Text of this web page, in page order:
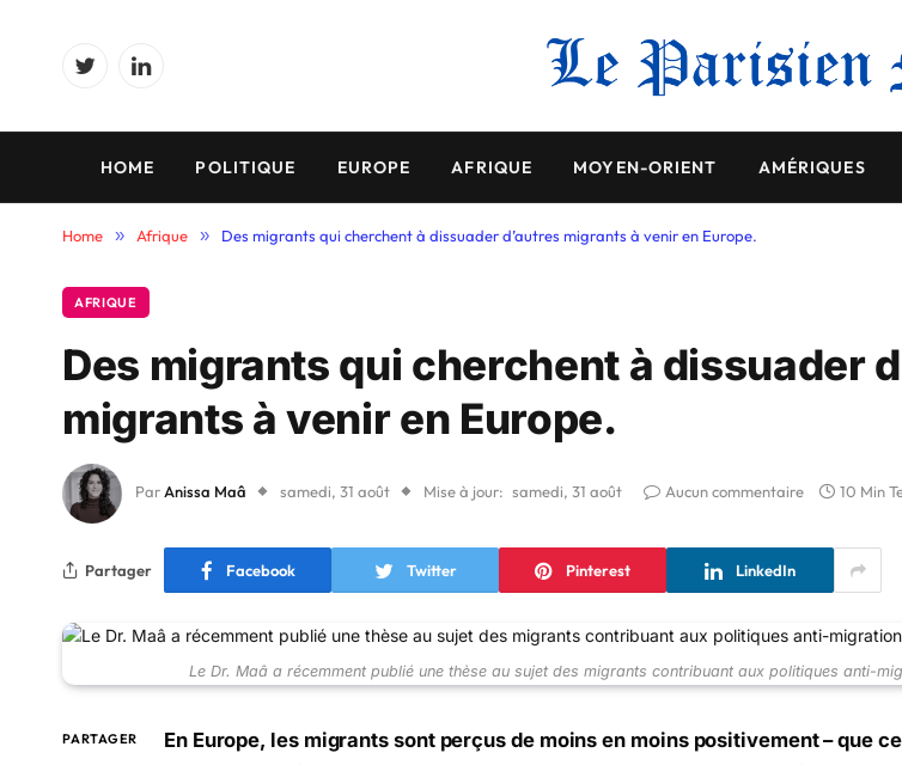
TwitterLinkedIn
HOME POLITIQUE EUROPE AFRIQUE MOYEN-ORIENT AMÉRIQUES
Home » Afrique » Des migrants qui cherchent à dissuader d’autres migrants à venir en Europe.
AFRIQUE
Des migrants qui cherchent à dissuader
migrants à venir en Europe.
Par Anissa Maâ samedi, 31 août Mise à jour: samedi, 31 août Aucun commentaire 10 Min
Partager Facebook Twitter Pinterest LinkedIn
Le Dr. Maâ a récemment publié une thèse au sujet des migrants contribuant aux politiques anti-
PARTAGER
En Europe, les migrants sont perçus de moins en moins positivement – que